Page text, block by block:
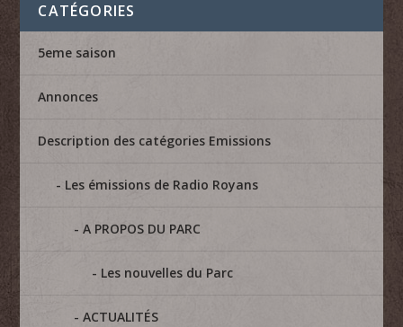
CATÉGORIES
5eme saison
Annonces
Description des catégories Emissions
Les émissions de Radio Royans
A PROPOS DU PARC
Les nouvelles du Parc
ACTUALITÉS